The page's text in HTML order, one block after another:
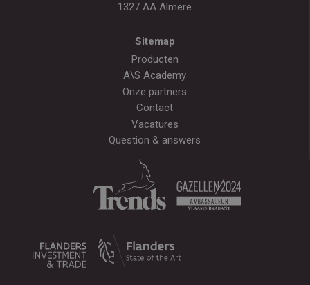
1327 AA Almere
Sitemap
Producten
A\S Academy
Onze partners
Contact
Vacatures
Question & answers